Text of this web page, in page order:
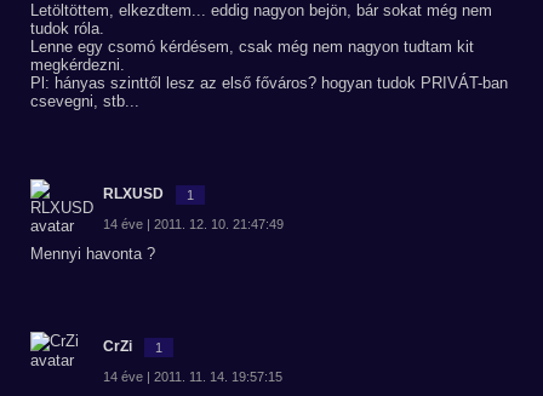
Letöltöttem, elkezdtem... eddig nagyon bejön, bár sokat még nem
tudok róla.
Lenne egy csomó kérdésem, csak még nem nagyon tudtam kit
megkérdezni.
Pl: hányas szinttől lesz az első főváros? hogyan tudok PRIVÁT-ban
csevegni, stb...
RLXUSD 1
14 éve | 2011. 12. 10. 21:47:49
Mennyi havonta ?
CrZi 1
14 éve | 2011. 11. 14. 19:57:15